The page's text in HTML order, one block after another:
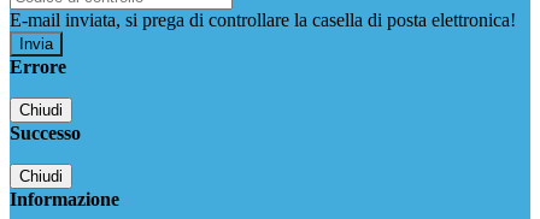
E-mail inviata, si prega di controllare la casella di posta elettronica!
Errore
Chiudi
Successo
Chiudi
Informazione